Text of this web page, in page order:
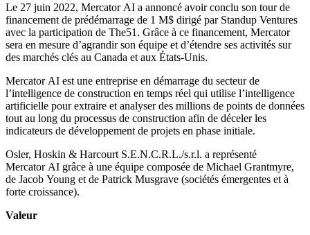
Le 27 juin 2022, Mercator AI a annoncé avoir conclu son tour de
financement de prédémarrage de 1 M$ dirigé par Standup Ventures
avec la participation de The51. Grâce à ce financement, Mercator
sera en mesure d’agrandir son équipe et d’étendre ses activités sur
des marchés clés au Canada et aux États-Unis.
Mercator AI est une entreprise en démarrage du secteur de
l’intelligence de construction en temps réel qui utilise l’intelligence
artificielle pour extraire et analyser des millions de points de données
tout au long du processus de construction afin de déceler les
indicateurs de développement de projets en phase initiale.
Osler, Hoskin & Harcourt S.E.N.C.R.L./s.r.l. a représenté
Mercator AI grâce à une équipe composée de Michael Grantmyre,
de Jacob Young et de Patrick Musgrave (sociétés émergentes et à
forte croissance).
Valeur